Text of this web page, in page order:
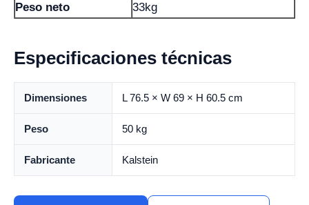
Peso neto
33kg
Especificaciones técnicas
Dimensiones L 76.5 × W 69 × H 60.5 cm
Peso 50 kg
Fabricante Kalstein